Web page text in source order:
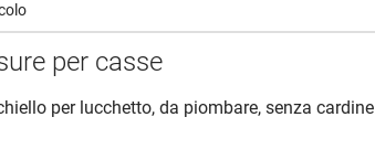
per casse
per lucchetto, da piombare, senza cardine